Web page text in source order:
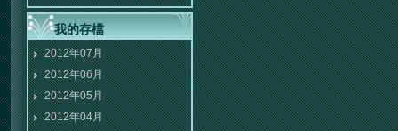
我的存檔
2012年07月
2012年06月
2012年05月
2012年04月